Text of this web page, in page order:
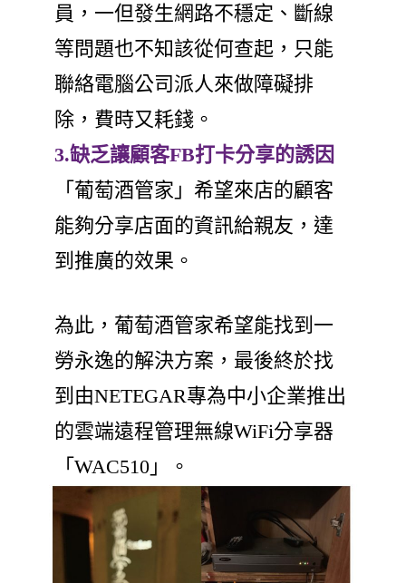
員，一但發生網路不穩定、斷線
等問題也不知該從何查起，只能
聯絡電腦公司派人來做障礙排
除，費時又耗錢。
3.缺乏讓顧客FB打卡分享的誘因
「葡萄酒管家」希望來店的顧客
能夠分享店面的資訊給親友，達
到推廣的效果。
為此，葡萄酒管家希望能找到一
勞永逸的解決方案，最後終於找
到由NETEGAR專為中小企業推出
的雲端遠程管理無線WiFi分享器
「WAC510」。